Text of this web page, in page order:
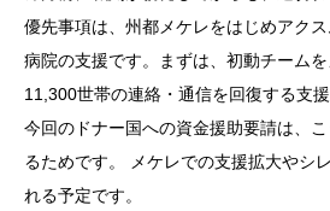
優先事項は、州都メケレをはじめアク
病院の支援です。まずは、初動チーム
11,300世帯の連絡・通信を回復する支
今回のドナー国への資金援助要請は、
るためです。 メケレでの支援拡大やシ
れる予定です。